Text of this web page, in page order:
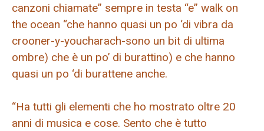
canzoni chiamate” sempre in testa “e” walk on
the ocean “che hanno quasi un po ‘di vibra da
crooner-y-youcharach-sono un bit di ultima
ombre) che è un po’ di burattino) e che hanno
quasi un po ‘di burattene anche.
“Ha tutti gli elementi che ho mostrato oltre 20
anni di musica e cose. Sento che è tutto